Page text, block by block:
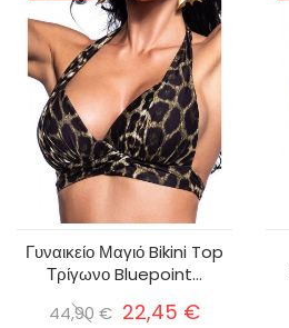
Γυναικείο Μαγιό Bikini Top
Τρίγωνο Bluepoint...
44,90 € 22,45 €